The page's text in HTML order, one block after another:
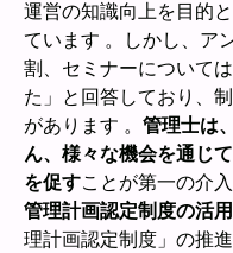
運営の知識向上を目的
ています 。しかし、ア
割、セミナーについて
た」と回答しており、
があります 。 管理士は
ん、様々な機会を通じ
を促すことが第一の介
管理計画認定制度の活
理計画認定制度」の推